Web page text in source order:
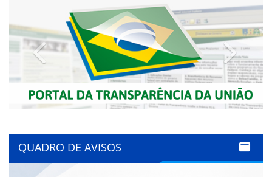
Previous Next
QUADRO DE AVISOS